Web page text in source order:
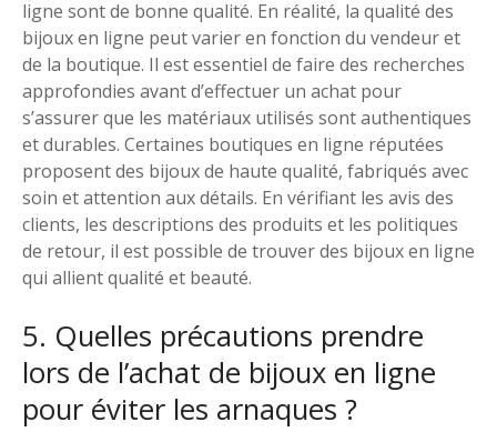
ligne sont de bonne qualité. En réalité, la qualité des
bijoux en ligne peut varier en fonction du vendeur et
de la boutique. Il est essentiel de faire des recherches
approfondies avant d’effectuer un achat pour
s’assurer que les matériaux utilisés sont authentiques
et durables. Certaines boutiques en ligne réputées
proposent des bijoux de haute qualité, fabriqués avec
soin et attention aux détails. En vérifiant les avis des
clients, les descriptions des produits et les politiques
de retour, il est possible de trouver des bijoux en ligne
qui allient qualité et beauté.
5. Quelles précautions prendre
lors de l’achat de bijoux en ligne
pour éviter les arnaques ?